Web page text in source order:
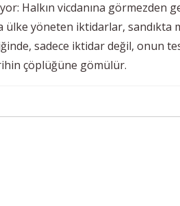
Halkın vicdanına görmezden
ülke yöneten iktidarlar, sandıkta
sadece iktidar değil, onun
çöplüğüne gömülür.